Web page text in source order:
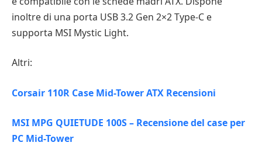
inoltre di una porta USB 3.2 Gen 2×2 Type-C e
supporta MSI Mystic Light.
Altri:
Corsair 110R Case Mid-Tower ATX Recensioni
MSI MPG QUIETUDE 100S – Recensione del case per
PC Mid-Tower